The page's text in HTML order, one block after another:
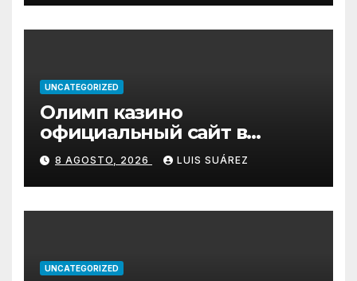
UNCATEGORIZED
Олимп казино
официальный сайт в
Казахстане – Olimp Casino
8 AGOSTO, 2026 LUIS SUÁREZ
UNCATEGORIZED